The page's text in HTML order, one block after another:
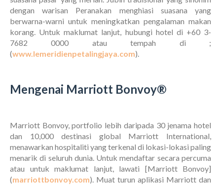
dengan warisan Peranakan menghiasi suasana yang
berwarna-warni untuk meningkatkan pengalaman makan
korang. Untuk maklumat lanjut, hubungi hotel di +60 3-
7682 0000 atau tempah di ;
(www.lemeridienpetalingjaya.com).
Mengenai Marriott Bonvoy®
Marriott Bonvoy, portfolio lebih daripada 30 jenama hotel
dan 10,000 destinasi global Marriott International,
menawarkan hospitaliti yang terkenal di lokasi-lokasi paling
menarik di seluruh dunia. Untuk mendaftar secara percuma
atau untuk maklumat lanjut, lawati [Marriott Bonvoy]
(marriottbonvoy.com). Muat turun aplikasi Marriott dan